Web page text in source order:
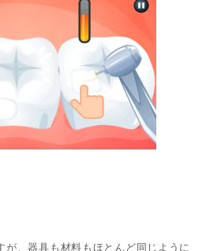
が、器具も材料もほとんど同じように